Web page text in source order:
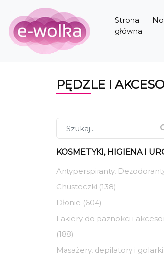
Strona
główna
PĘDZLE I
KOSMETYKI, HIGIENA I
Antyperspiranty,
Chusteczki (138)
Dłonie (604)
Lakiery do paznokci i
(188)
Masażery, depilatory i golarki